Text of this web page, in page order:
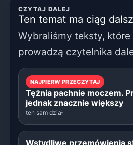
CZYTAJ DALEJ
Ten temat ma ciąg
Wybraliśmy teksty, które
prowadzą czytelnika
NAJPIERW PRZECZYTAJ
Tężnia pachnie moczem.
jednak znacznie większy
ten sam dział
Wstydliwe przemówienia